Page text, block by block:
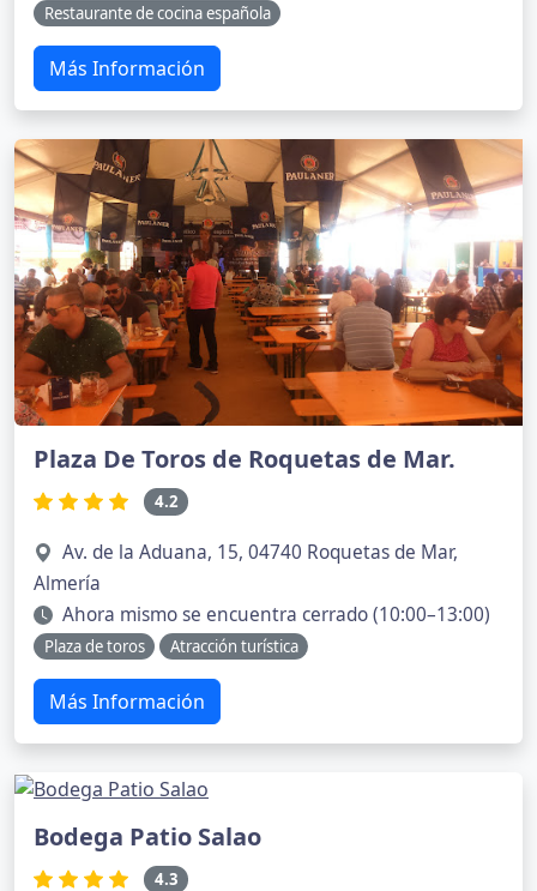
Restaurante de cocina española
Más Información
Plaza De Toros de Roquetas de Mar.
4.2
Av. de la Aduana, 15, 04740 Roquetas de Mar,
Almería
Ahora mismo se encuentra cerrado (10:00–13:00)
Plaza de toros Atracción turística
Más Información
Bodega Patio Salao
4.3